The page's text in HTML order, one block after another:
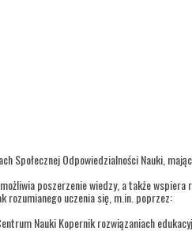
Społecznej Odpowiedzialności Nauki,
poszerzenie wiedzy, a także wspiera
rozumianego uczenia się, m.in. poprzez:
Nauki Kopernik rozwiązaniach